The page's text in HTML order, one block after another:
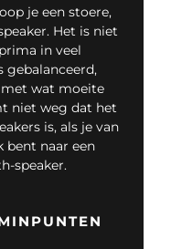
je een stoere,
Het is niet
in veel
gebalanceerd,
met wat moeite
niet weg dat het
is, als je van
bent naar een
speaker.